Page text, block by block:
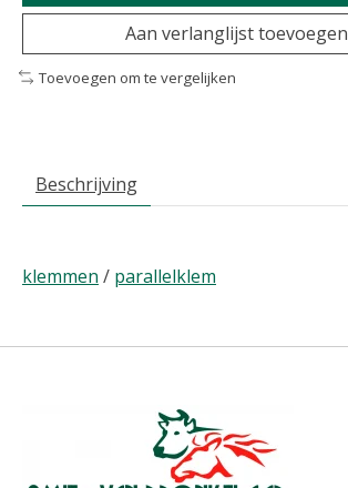
Aan verlanglijst toevoegen
Toevoegen om te vergelijken
Beschrijving
klemmen / parallelklem